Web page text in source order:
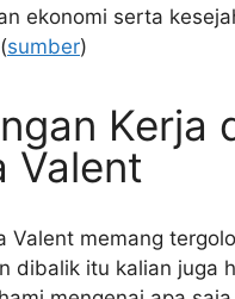
ekonomi serta
sumber)
Kerja
Valent
Valent memang
dibalik itu kalian juga